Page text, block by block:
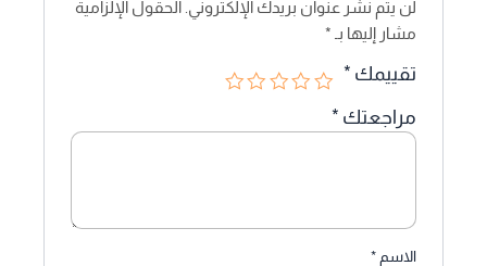
لن يتم نشر عنوان بريدك الإلكتروني.
الحقول الإلزامية
مشار إليها بـ *
تقييمك *
مراجعتك *
الاسم*